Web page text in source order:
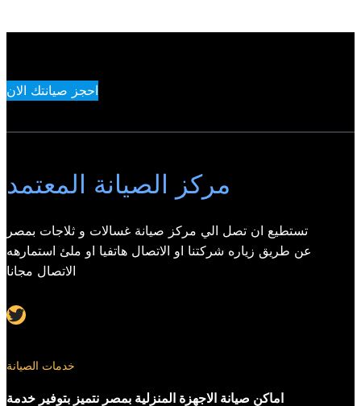
احجز صيانتك الان
مركز الصيانة المعتمد
تستطيع ان تصل الي مركز صيانة غسالات و ثلاجات بمصر
عن طريق زياره شركتنا او الاتصال هاتفيا او ملئ استمارهه
الاتصال مجانا
Twitter
خدمات الصيانة
اماكن صيانة الاجهزة المنزلية بمصر نتميز بتوفير خدمة